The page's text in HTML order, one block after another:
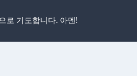
로 기도합니다. 아멘!